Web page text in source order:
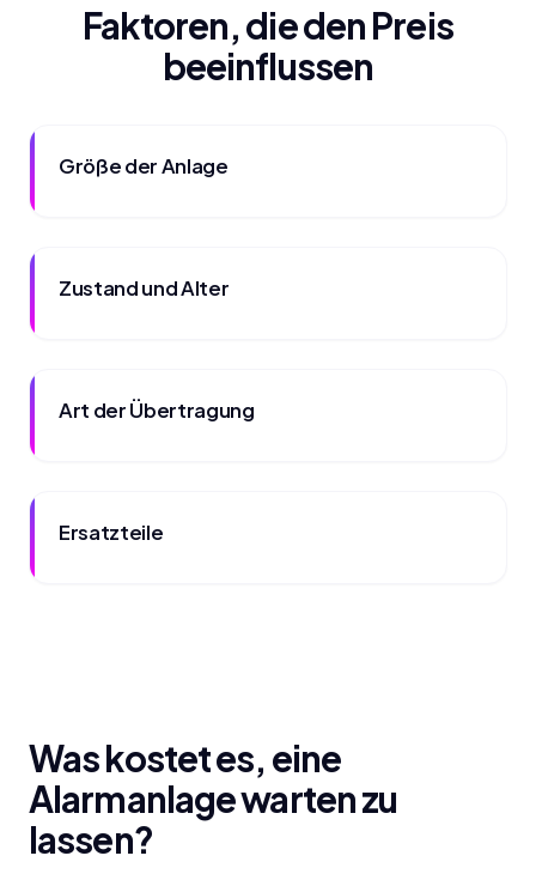
Faktoren, die den Preis
beeinflussen
Größe der Anlage
Zustand und Alter
Art der Übertragung
Ersatzteile
Was kostet es, eine
Alarmanlage warten zu
lassen?